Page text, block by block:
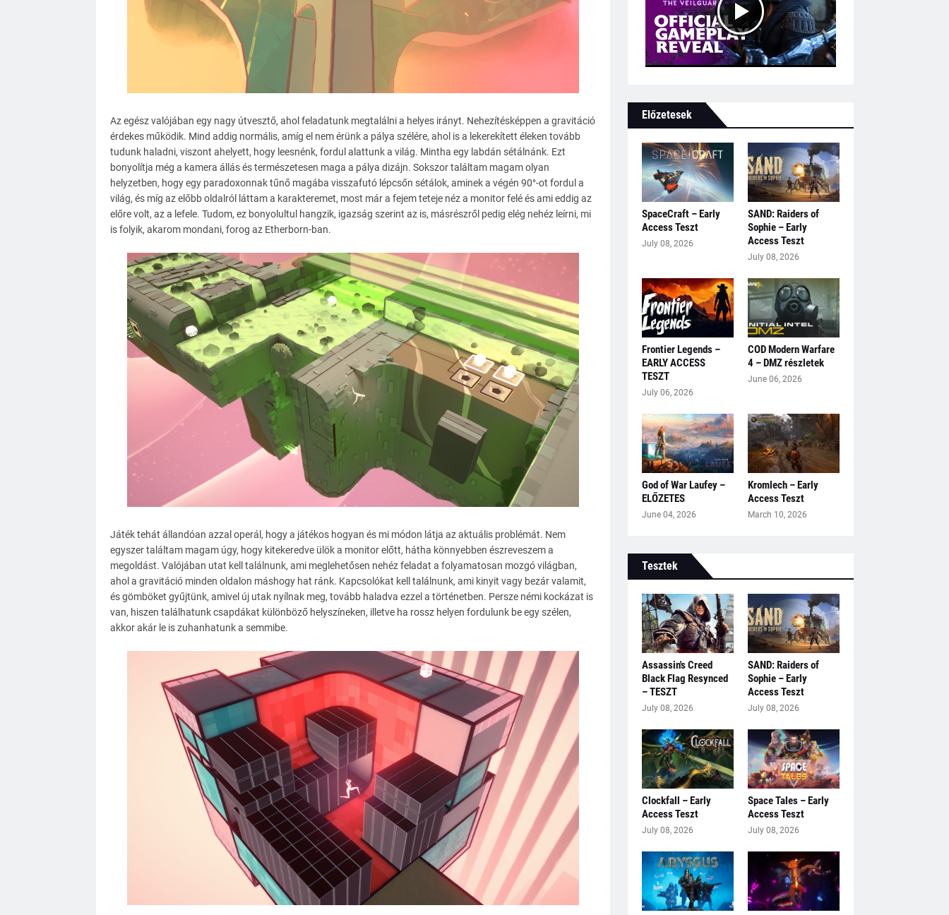
Az egész valójában egy nagy útvesztő, ahol feladatunk megtalálni a helyes irányt. Nehezítésképpen a gravitáció
érdekes működik. Mind addig normális, amíg el nem érünk a pálya szélére, ahol is a lekerekített éleken tovább
tudunk haladni, viszont ahelyett, hogy leesnénk, fordul alattunk a világ. Mintha egy labdán sétálnánk. Ezt
bonyolítja még a kamera állás és természetesen maga a pálya dizájn. Sokszor találtam magam olyan
helyzetben, hogy egy paradoxonnak tűnő magába visszafutó lépcsőn sétálok, aminek a végén 90°-ot fordul a
világ, és míg az előbb oldalról láttam a karakteremet, most már a fejem teteje néz a monitor felé és ami eddig az
előre volt, az a lefele. Tudom, ez bonyolultul hangzik, igazság szerint az is, másrészről pedig elég nehéz leírni, mi
is folyik, akarom mondani, forog az Etherborn-ban.
Játék tehát állandóan azzal operál, hogy a játékos hogyan és mi módon látja az aktuális problémát. Nem
egyszer találtam magam úgy, hogy kitekeredve ülök a monitor előtt, hátha könnyebben észreveszem a
megoldást. Valójában utat kell találnunk, ami meglehetősen nehéz feladat a folyamatosan mozgó világban,
ahol a gravitáció minden oldalon máshogy hat ránk. Kapcsolókat kell találnunk, ami kinyit vagy bezár valamit,
és gömböket gyűjtünk, amivel új utak nyílnak meg, tovább haladva ezzel a történetben. Persze némi kockázat is
van, hiszen találhatunk csapdákat különböző helyszíneken, illetve ha rossz helyen fordulunk be egy szélen,
akkor akár le is zuhanhatunk a semmibe.
Előzetesek
SpaceCraft – Early
Access Teszt
July 08, 2026
SAND: Raiders of
Sophie – Early
Access Teszt
July 08, 2026
Frontier Legends –
EARLY ACCESS
TESZT
July 06, 2026
COD Modern Warfare
4 – DMZ részletek
June 06, 2026
God of War Laufey –
ELŐZETES
June 04, 2026
Kromlech – Early
Access Teszt
March 10, 2026
Tesztek
Assassin's Creed
Black Flag Resynced
– TESZT
July 08, 2026
SAND: Raiders of
Sophie – Early
Access Teszt
July 08, 2026
Clockfall – Early
Access Teszt
July 08, 2026
Space Tales – Early
Access Teszt
July 08, 2026